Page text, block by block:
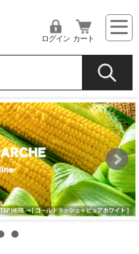
ログイン カート